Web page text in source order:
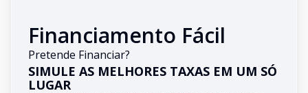
Financiamento Fácil
Pretende Financiar?
SIMULE AS MELHORES TAXAS EM UM SÓ
LUGAR